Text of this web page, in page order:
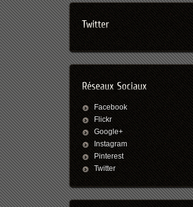
Facebook
Flickr
Google+
Instagram
Pinterest
Twitter